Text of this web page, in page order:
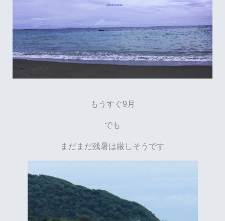
もうすぐ9月
でも
まだまだ残暑は厳しそうです